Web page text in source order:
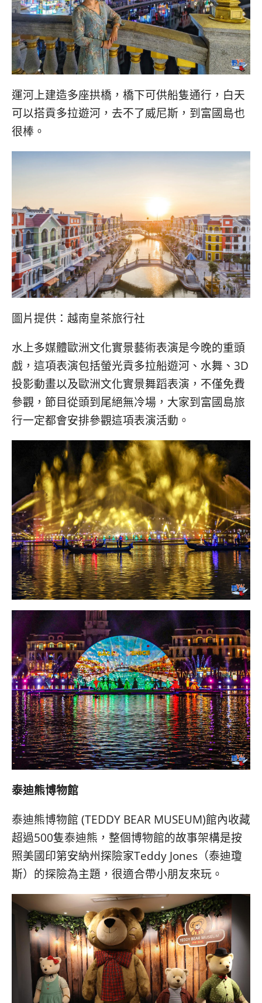
運河上建造多座拱橋，橋下可供船隻通行，白天
可以搭貢多拉遊河，去不了威尼斯，到富國島也
很棒。
圖片提供：越南皇茶旅行社
水上多媒體歐洲文化實景藝術表演是今晚的重頭
戲，這項表演包括螢光貢多拉船遊河、水舞、3D
投影動畫以及歐洲文化實景舞蹈表演，不僅免費
參觀，節目從頭到尾絕無冷場，大家到富國島旅
行一定都會安排參觀這項表演活動。
泰迪熊博物館
泰迪熊博物館 (TEDDY BEAR MUSEUM)館內收藏
超過500隻泰迪熊，整個博物館的故事架構是按
照美國印第安納州探險家Teddy Jones（泰迪瓊
斯）的探險為主題，很適合帶小朋友來玩。